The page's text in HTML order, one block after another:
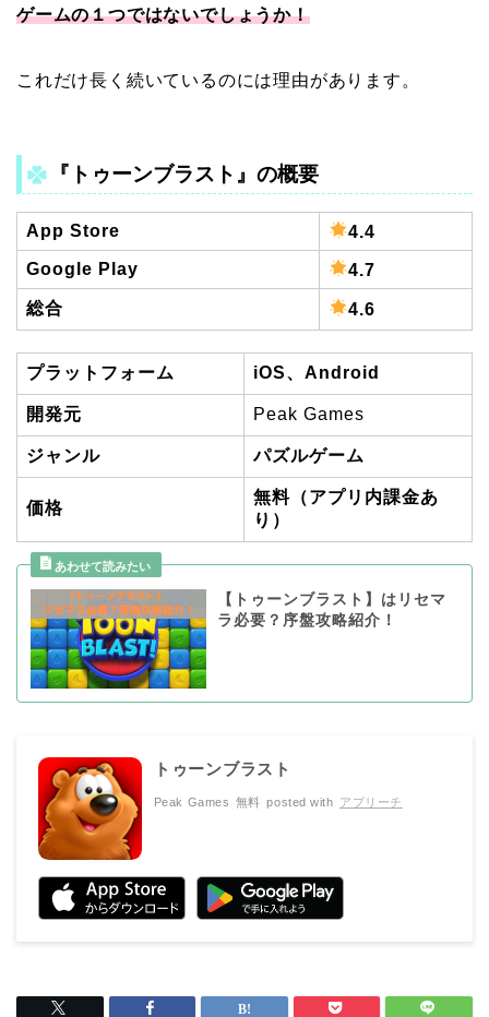
ゲームの１つではないでしょうか！
これだけ長く続いているのには理由があります。
『トゥーンブラスト』 の概要
App Store 4.4
Google Play 4.7
総合 4.6
プラットフォーム iOS、Android
開発元 Peak Games
ジャンル パズルゲーム
価格
無料（アプリ内課金あ
り）
【トゥーンブラスト】はリセマ
ラ必要？序盤攻略紹介！
トゥーンブラスト
Peak Games 無料 posted with アプリーチ